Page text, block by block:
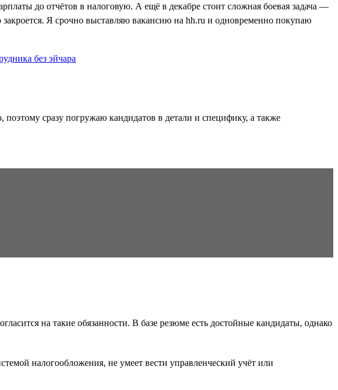
до отчётов в налоговую. А ещё в декабре стоит сложная боевая задача —
Я срочно выставляю вакансию на hh.ru и одновременно покупаю
сразу погружаю кандидатов в детали и специфику, а также
на такие обязанности. В базе резюме есть достойные кандидаты, однако
налогообложения, не умеет вести управленческий учёт или